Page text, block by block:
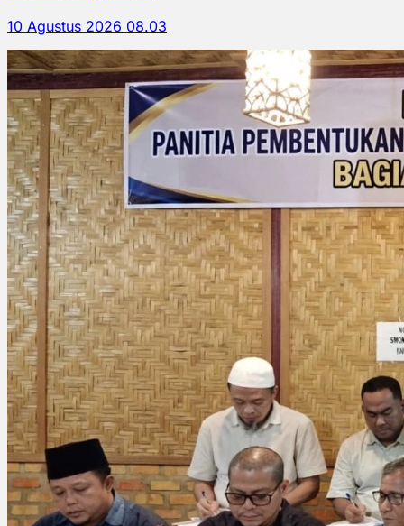
10 Agustus 2026 08.03